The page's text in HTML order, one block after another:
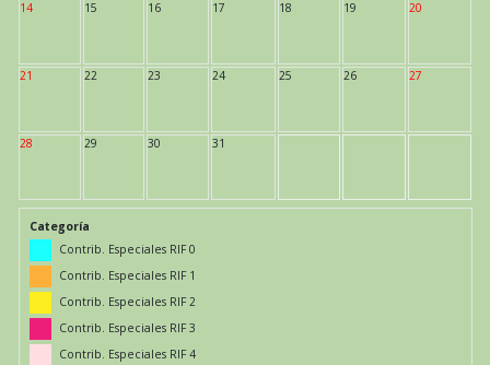
14 15 16 17 18 19 20
21 22 23 24 25 26 27
28 29 30 31
Categoría
Contrib. Especiales RIF 0
Contrib. Especiales RIF 1
Contrib. Especiales RIF 2
Contrib. Especiales RIF 3
Contrib. Especiales RIF 4